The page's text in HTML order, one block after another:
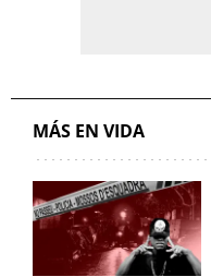
MÁS EN VIDA